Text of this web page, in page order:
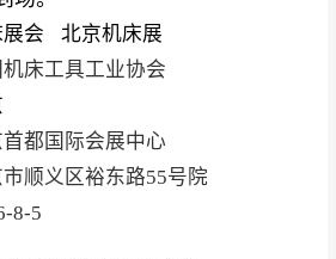
会
北京机床展
床工具工业协会
都国际会展中心
顺义区裕东路55号院
8-5